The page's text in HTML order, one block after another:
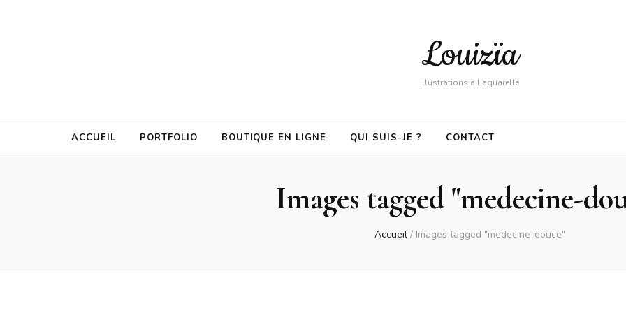
Louizïa
Illustrations à l'aquarelle
ACCUEIL PORTFOLIO BOUTIQUE EN LIGNE QUI SUIS-JE ? CONTACT
Images tagged "medecine-
Accueil / Images tagged "medecine-douce"